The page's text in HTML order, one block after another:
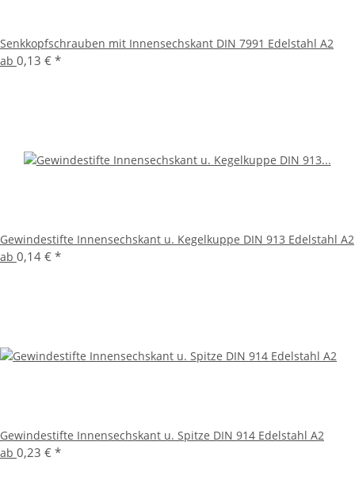
Senkkopfschrauben mit Innensechskant DIN 7991 Edelstahl A2
ab 0,13 € *
Gewindestifte Innensechskant u. Kegelkuppe DIN 913 Edelstahl A2
ab 0,14 € *
Gewindestifte Innensechskant u. Spitze DIN 914 Edelstahl A2
ab 0,23 € *